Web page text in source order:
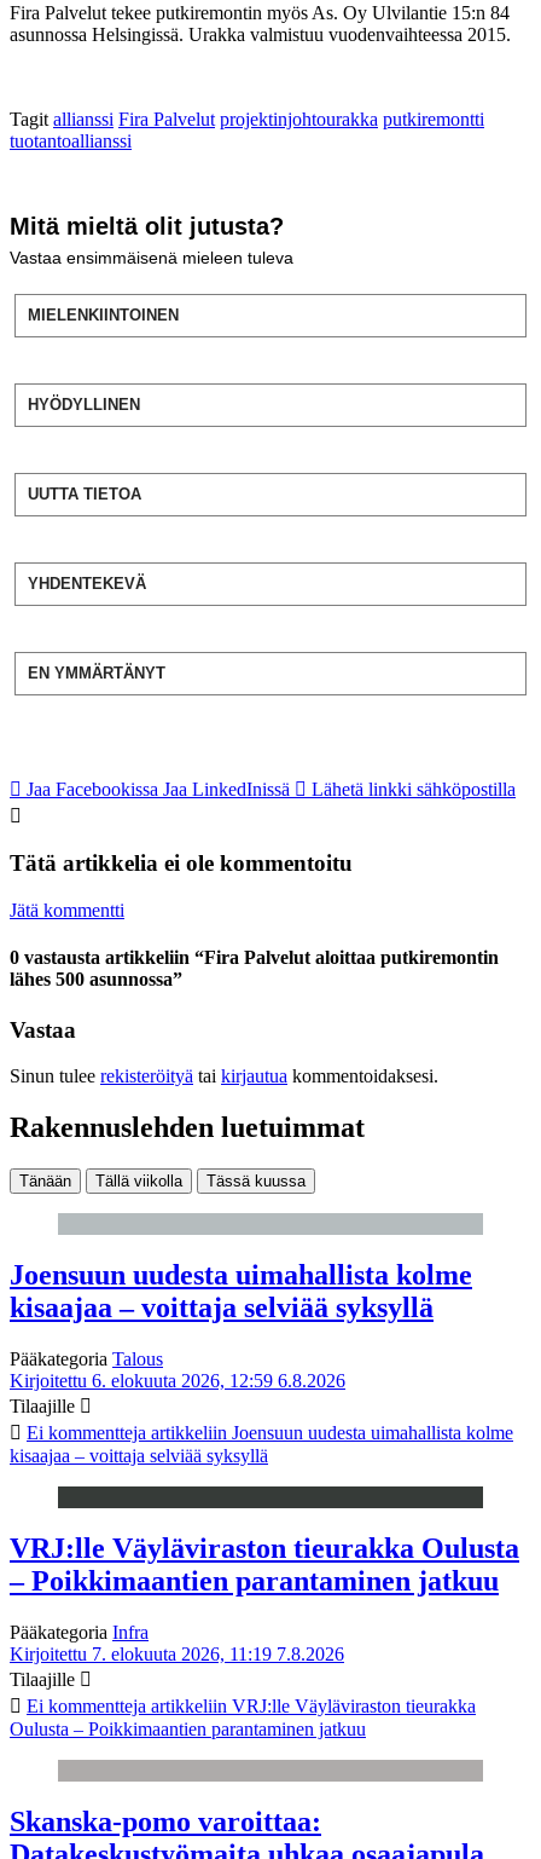
Fira Palvelut tekee putkiremontin myös As. Oy Ulvilantie 15:n 84
asunnossa Helsingissä. Urakka valmistuu vuodenvaihteessa 2015.
Tagit allianssi Fira Palvelut projektinjohtourakka putkiremontti
tuotantoallianssi
Mitä mieltä olit jutusta?
Vastaa ensimmäisenä mieleen tuleva
MIELENKIINTOINEN
HYÖDYLLINEN
UUTTA TIETOA
YHDENTEKEVÄ
EN YMMÄRTÄNYT
Jaa Facebookissa Jaa LinkedInissä Lähetä linkki sähköpostilla
Tätä artikkelia ei ole kommentoitu
Jätä kommentti
0 vastausta artikkeliin “Fira Palvelut aloittaa putkiremontin
lähes 500 asunnossa”
Vastaa
Sinun tulee rekisteröityä tai kirjautua kommentoidaksesi.
Rakennuslehden luetuimmat
Tänään Tällä viikolla Tässä kuussa
Joensuun uudesta uimahallista kolme
kisaajaa – voittaja selviää syksyllä
Pääkategoria Talous
Kirjoitettu 6. elokuuta 2026, 12:59 6.8.2026
Tilaajille
Ei kommentteja artikkeliin Joensuun uudesta uimahallista kolme
kisaajaa – voittaja selviää syksyllä
VRJ:lle Väyläviraston tieurakka Oulusta
– Poikkimaantien parantaminen jatkuu
Pääkategoria Infra
Kirjoitettu 7. elokuuta 2026, 11:19 7.8.2026
Tilaajille
Ei kommentteja artikkeliin VRJ:lle Väyläviraston tieurakka
Oulusta – Poikkimaantien parantaminen jatkuu
Skanska-pomo varoittaa: